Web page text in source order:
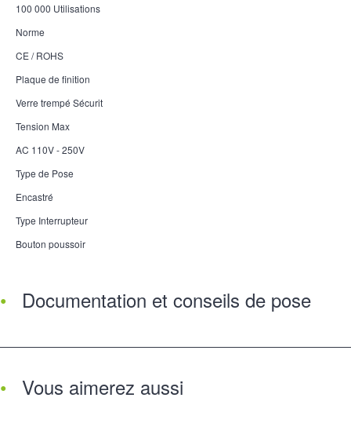
100 000 Utilisations
Norme
CE / ROHS
Plaque de finition
Verre trempé Sécurit
Tension Max
AC 110V - 250V
Type de Pose
Encastré
Type Interrupteur
Bouton poussoir
Documentation et conseils de pose
Vous aimerez aussi